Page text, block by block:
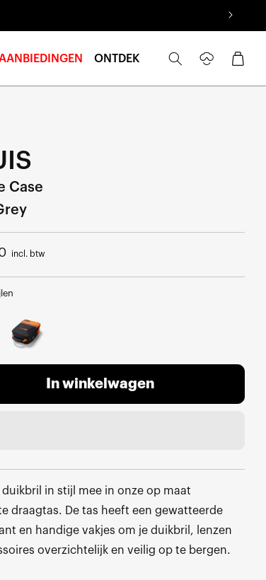
ONTDEK Inloggen
Case
incl. btw
In winkelwagen
duikbril in stijl mee in onze op maat
draagtas. De tas heeft een gewatteerde
en handige vakjes om je duikbril, lenzen
overzichtelijk en veilig op te bergen.